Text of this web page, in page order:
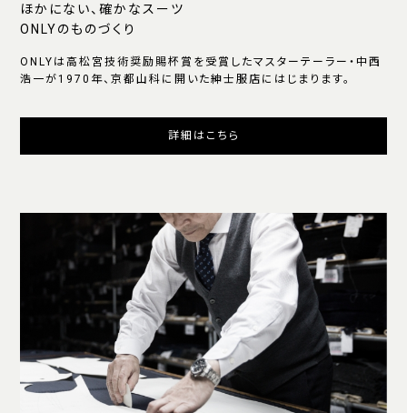
ほかにない、確かなスーツ
ONLYのものづくり
ONLYは高松宮技術奨励賜杯賞を受賞したマスターテーラー・中西
浩一が1970年、京都山科に開いた紳士服店にはじまります。
詳細はこちら